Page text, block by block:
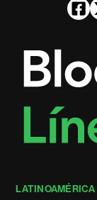
LATINOAMÉRICA